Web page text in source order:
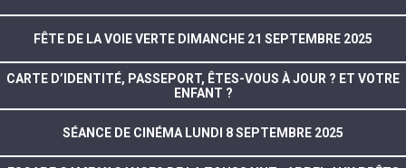
FÊTE DE LA VOIE VERTE DIMANCHE 21 SEPTEMBRE 2025
CARTE D’IDENTITÉ, PASSEPORT, ÊTES-VOUS À JOUR ? ET VOTRE
ENFANT ?
SÉANCE DE CINÉMA LUNDI 8 SEPTEMBRE 2025